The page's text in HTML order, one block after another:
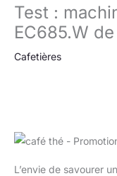
Test :
EC685.W
Cafetières
L’envie de savourer